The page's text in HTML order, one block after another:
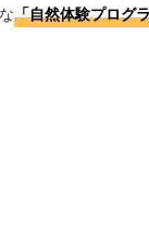
「自然体験プログ